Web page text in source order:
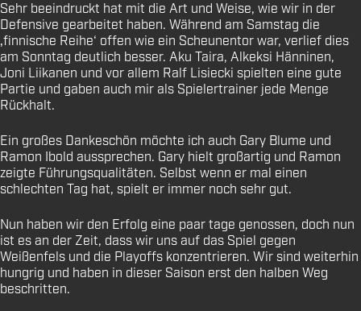
Sehr beeindruckt hat mit die Art und Weise, wie wir in der
Defensive gearbeitet haben. Während am Samstag die
‚finnische Reihe‘ offen wie ein Scheunentor war, verlief dies
am Sonntag deutlich besser. Aku Taira, Alkeksi Hänninen,
Joni Liikanen und vor allem Ralf Lisiecki spielten eine gute
Partie und gaben auch mir als Spielertrainer jede Menge
Rückhalt.
Ein großes Dankeschön möchte ich auch Gary Blume und
Ramon Ibold aussprechen. Gary hielt großartig und Ramon
zeigte Führungsqualitäten. Selbst wenn er mal einen
schlechten Tag hat, spielt er immer noch sehr gut.
Nun haben wir den Erfolg eine paar tage genossen, doch nun
ist es an der Zeit, dass wir uns auf das Spiel gegen
Weißenfels und die Playoffs konzentrieren. Wir sind weiterhin
hungrig und haben in dieser Saison erst den halben Weg
beschritten.